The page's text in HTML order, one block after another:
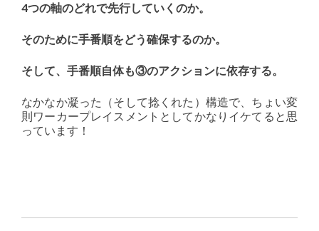
4つの軸のどれで先行していくのか。
そのために手番順をどう確保するのか。
そして、手番順自体も③のアクションに依存する。
なかなか凝った（そして捻くれた）構造で、ちょい変
則ワーカープレイスメントとしてかなりイケてると思
っています！